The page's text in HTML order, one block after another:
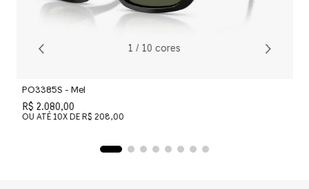
1 / 10 cores
PO3385S - Mel
R$ 2.080,00
OU ATÉ 10X DE R$ 208,00